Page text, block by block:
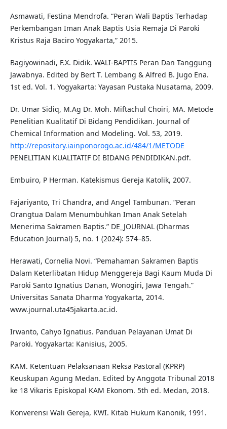
Asmawati, Festina Mendrofa. “Peran Wali Baptis Terhadap
Perkembangan Iman Anak Baptis Usia Remaja Di Paroki
Kristus Raja Baciro Yogyakarta,” 2015.
Bagiyowinadi, F.X. Didik. WALI-BAPTIS Peran Dan Tanggung
Jawabnya. Edited by Bert T. Lembang & Alfred B. Jugo Ena.
1st ed. Vol. 1. Yogyakarta: Yayasan Pustaka Nusatama, 2009.
Dr. Umar Sidiq, M.Ag Dr. Moh. Miftachul Choiri, MA. Metode
Penelitian Kualitatif Di Bidang Pendidikan. Journal of
Chemical Information and Modeling. Vol. 53, 2019.
http://repository.iainponorogo.ac.id/484/1/METODE
PENELITIAN KUALITATIF DI BIDANG PENDIDIKAN.pdf.
Embuiro, P Herman. Katekismus Gereja Katolik, 2007.
Fajariyanto, Tri Chandra, and Angel Tambunan. “Peran
Orangtua Dalam Menumbuhkan Iman Anak Setelah
Menerima Sakramen Baptis.” DE_JOURNAL (Dharmas
Education Journal) 5, no. 1 (2024): 574–85.
Herawati, Cornelia Novi. “Pemahaman Sakramen Baptis
Dalam Keterlibatan Hidup Menggereja Bagi Kaum Muda Di
Paroki Santo Ignatius Danan, Wonogiri, Jawa Tengah.”
Universitas Sanata Dharma Yogyakarta, 2014.
www.journal.uta45jakarta.ac.id.
Irwanto, Cahyo Ignatius. Panduan Pelayanan Umat Di
Paroki. Yogyakarta: Kanisius, 2005.
KAM. Ketentuan Pelaksanaan Reksa Pastoral (KPRP)
Keuskupan Agung Medan. Edited by Anggota Tribunal 2018
ke 18 Vikaris Episkopal KAM Ekonom. 5th ed. Medan, 2018.
Konverensi Wali Gereja, KWI. Kitab Hukum Kanonik, 1991.